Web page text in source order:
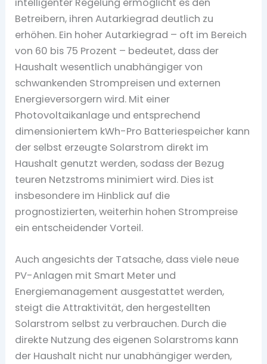
intelligenter Regelung ermöglicht es den
Betreibern, ihren Autarkiegrad deutlich zu
erhöhen. Ein hoher Autarkiegrad – oft im Bereich
von 60 bis 75 Prozent – bedeutet, dass der
Haushalt wesentlich unabhängiger von
schwankenden Strompreisen und externen
Energieversorgern wird. Mit einer
Photovoltaikanlage und entsprechend
dimensioniertem kWh-Pro Batteriespeicher kann
der selbst erzeugte Solarstrom direkt im
Haushalt genutzt werden, sodass der Bezug
teuren Netzstroms minimiert wird. Dies ist
insbesondere im Hinblick auf die
prognostizierten, weiterhin hohen Strompreise
ein entscheidender Vorteil.
Auch angesichts der Tatsache, dass viele neue
PV-Anlagen mit Smart Meter und
Energiemanagement ausgestattet werden,
steigt die Attraktivität, den hergestellten
Solarstrom selbst zu verbrauchen. Durch die
direkte Nutzung des eigenen Solarstroms kann
der Haushalt nicht nur unabhängiger werden,